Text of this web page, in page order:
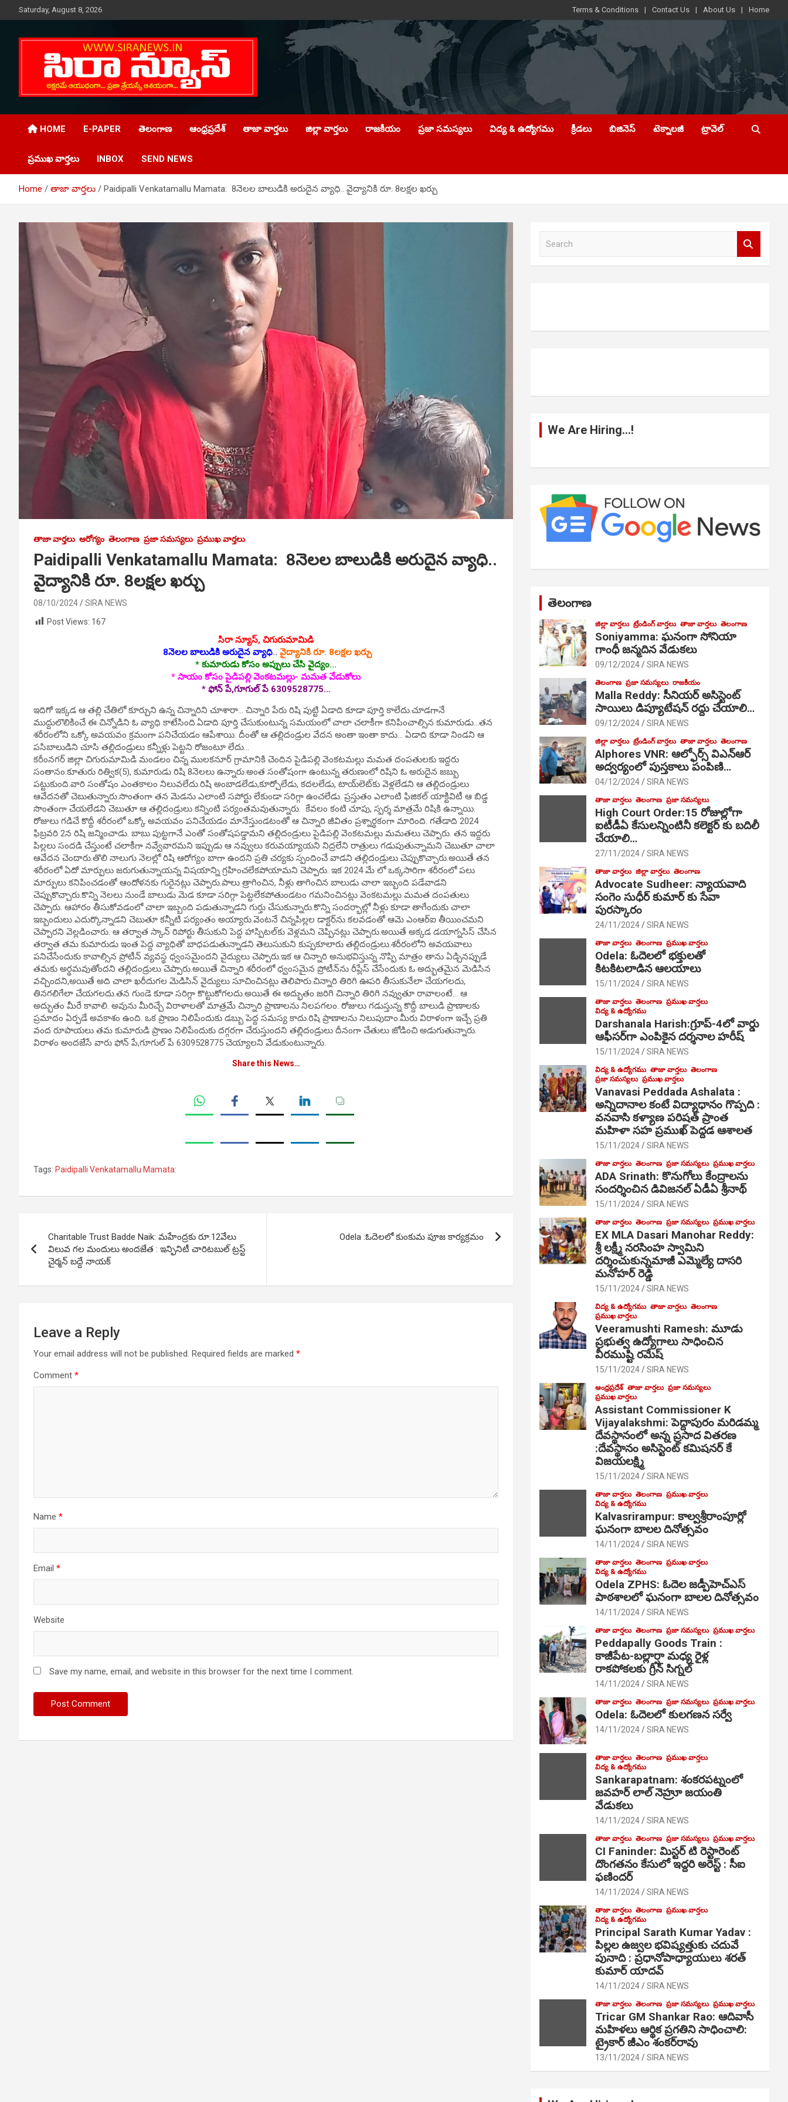
to
Saturday, August 8, 2026 Terms & Conditions Contact Us About Us Home
SIRA NEWS
HOME E-PAPER తెలంగాణ ఆంధ్రప్రదేశ్ తాజా వార్తలు జిల్లా వార్తలు రాజకీయం ప్రజా సమస్యలు విద్య & ఉద్యోగము క్రీడలు బిజినెస్ టెక్నాలజీ ట్రావెల్
ప్రముఖ వార్తలు INBOX SEND NEWS
Home తాజా వార్తలు Paidipalli Venkatamallu Mamata: 8నెలల బాలుడికి అరుదైన వ్యాధి.. వైద్యానికి రూ. 8లక్షల ఖర్చు
తాజా వార్తలు ఆరోగ్యం తెలంగాణ ప్రజా సమస్యలు ప్రముఖ వార్తలు
Paidipalli Venkatamallu Mamata: 8నెలల బాలుడికి అరుదైన వ్యాధి..
వైద్యానికి రూ. 8లక్షల ఖర్చు
08/10/2024
SIRA NEWS
Post Views: 167
సిరా న్యూస్, చిగురుమామిడి
8నెలల బాలుడికి అరుదైన వ్యాధి.. వైద్యానికి రూ. 8లక్షల ఖర్చు
* కుమారుడు కోసం అప్పులు చేసి వైద్యం...
* సాయం కోసం పైడిపల్లి వెంకటమల్లు- మమత వేడుకోలు
* ఫోన్ పే,గూగుల్ పే 6309528775…
ఇదిగో ఇక్కడ ఆ తల్లి చేతిలో కూర్చుని ఉన్న చిన్నారిని చూశారా… చిన్నారి పేరు రిషి పుట్టి ఏడాది కూడా పూర్తి కాలేదు.చూడగానే
ముద్దులొలికించే ఈ చిన్నోడిని ఓ వ్యాధి కాటేసింది.ఏడాది పూర్తి చేసుకుంటున్న సమయంలో చాలా చలాకీగా కనిపించాల్సిన కుమారుడు…తన
శరీరంలోని ఒక్కో అవయవం క్రమంగా పనిచేయడం ఆపేశాయి. దీంతో ఆ తల్లిదండ్రుల వేదన అంతా ఇంతా కాదు… ఏడాది కూడా నిండని ఆ
పసిబాలుడిని చూసి తల్లిదండ్రులు కన్నీళ్లు పెట్టని రోజంటూ లేదు…
కరీంనగర్ జిల్లా చిగురుమామిడి మండలం చిన్న ములకనూర్ గ్రామానికి చెందిన పైడిపల్లి వెంకటమల్లు మమత దంపతులకు ఇద్దరు
సంతానం.కూతురు రిత్విక(5), కుమారుడు రిషి 8నెలలు ఉన్నారు.అంత సంతోషంగా ఉంటున్న తరుణంలో రిషిని ఓ అరుదైన జబ్బు
పట్టుకుంది.వారి సంతోషం ఎంతకాలం నిలువలేదు.రిషి అంబాడలేడు,కూర్చోలేడు, కదలలేడు, టాయ్‌లెట్‌కు వెళ్లలేడని ఆ తల్లిదండ్రులు
ఆవేదనతో చెబుతున్నారు.సొంతంగా తన మెడను ఎలాంటి సపోర్టు లేకుండా సరిగ్గా ఉంచలేడు. ప్రస్తుతం ఎలాంటి ఫిజికల్ యాక్టివిటీ ఆ బిడ్డ
సొంతంగా చేయలేడని చెబుతూ ఆ తల్లిదండ్రులు కన్నింటి పర్యంతమవుతున్నారు. కేవలం కంటి చూపు, స్పర్శ మాత్రమే రిషికి ఉన్నాయి.
రోజులు గడిచే కొద్దీ శరీరంలో ఒక్కో అవయవం పనిచేయడం మానేస్తుండటంతో ఆ చిన్నారి జీవితం ప్రశ్నార్థకంగా మారింది. గతేడాది 2024
ఫిబ్రవరి 2న రిషి జన్మించాడు. బాబు పుట్టగానే ఎంతో సంతోషపడ్డామని తల్లిదండ్రులు పైడిపల్లి వెంకటమల్లు మమతలు చెప్పారు. తన ఇద్దరు
పిల్లలు సందడి చేస్తుంటే చలాకీగా నవ్వేవారమని ఇప్పుడు ఆ నవ్వులు కరువయ్యాయని నిద్రలేని రాత్రులు గడుపుతున్నామని చెబుతూ చాలా
ఆవేదన చెందారు.తొలి నాలుగు నెలల్లో రిషి ఆరోగ్యం బాగా ఉందని ప్రతి చర్యకు స్పందించే వాడని తల్లిదండ్రులు చెప్పుకొచ్చారు.అయితే తన
శరీరంలో ఏదో మార్పులు జరుగుతున్నాయన్న విషయాన్ని గ్రహించలేకపోయామని చెప్పారు. ఇక 2024 మే లో ఒక్కసారిగా శరీరంలో పలు
మార్పులు కనిపించడంతో ఆందోళనకు గురైనట్లు చెప్పారు.పాలు త్రాగించిన, నీళ్లు తాగించిన బాలుడు చాలా ఇబ్బంది పడేవాడని
చెప్పుకొచ్చారు.కొన్ని నెలలు నుండే బాలుడు మెడ కూడా సరిగ్గా పెట్టలేకపోతుండటం గమనించినట్లు వెంకటమల్లు మమత దంపతులు
చెప్పారు. ఆహారం తీసుకోవడంలో చాలా ఇబ్బంది పడుతున్నాడని గుర్తు చేసుకున్నారు.కొన్ని సందర్భాల్లో నీళ్లు కూడా తాగేందుకు చాలా
ఇబ్బందులు ఎదుర్కొన్నాడని చెబుతూ కన్నీటి పర్యంతం అయ్యారు.వెంటనే చిన్నపిల్లల డాక్టర్‌ను కలవడంతో ఆమె ఎంఆర్‌ఐ తీయించమని
చెప్పారని వెల్లడించారు. ఆ తర్వాత స్కాన్ రిపోర్టు తీసుకుని పెద్ద హాస్పిటల్‌కు వెళ్లమని చెప్పినట్లు చెప్పారు.అయితే అక్కడ డయాగ్నసిస్ చేసిన
తర్వాత తమ కుమారుడు ఇంత పెద్ద వ్యాధితో బాధపడుతున్నాడని తెలుసుకుని కుప్పకూలారు తల్లిదండ్రులు.శరీరంలోని అవయవాలు
పనిచేసేందుకు కావాల్సిన ప్రోటీన్ వ్యవస్థ ధ్వంసమైందని వైద్యులు చెప్పారు.ఇక ఆ చిన్నారి అనుభవిస్తున్న నొప్పి మాత్రం తాను ఏడ్చినప్పుడే
తమకు అర్థమవుతోందని తల్లిదండ్రులు చెప్పారు.అయితే చిన్నారి శరీరంలో ధ్వంసమైన ప్రోటీన్‌ను రీప్లేస్ చేసేందుకు ఓ అద్భుతమైన మెడిసిన
వచ్చిందని,అయితే అది చాలా ఖరీదుగల మెడిసిన్ వైద్యులు సూచించినట్లు తెలిపారు.చిన్నారి తిరిగి ఊపరి తీసుకునేలా చేయగలదు,
తినగలిగేలా చేయగలదు.తన గుండె కూడా సరిగ్గా కొట్టుకోగలదు.అయితే ఈ అద్భుతం జరిగి చిన్నారి తిరిగి నవ్వుతూ రావాలంటే… ఆ
అద్భుతం మీరే కావాలి. అవును మీరిచ్చే విరాళాలతో మాత్రమే చిన్నారి ప్రాణాలను నిలపగలం. రోజులు గడుస్తున్న కొద్దీ బాలుడి ప్రాణాలకు
ప్రమాదం ఏర్పడే అవకాశం ఉంది. ఒక ప్రాణం నిలిపేందుకు డబ్బు పెద్ద సమస్య కాదు.రిషి ప్రాణాలను నిలుపుదాం.మీరు విరాళంగా ఇచ్చే ప్రతి
వంద రూపాయలు తమ కుమారుడి ప్రాణం నిలిపేందుకు దగ్గరగా చేరుస్తుందని తల్లిదండ్రులు దీనంగా చేతులు జోడించి అడుగుతున్నారు.
విరాళం అందజేసే వారు ఫోన్ పే,గూగుల్ పే 6309528775 చెయ్యాలని వేడుకుంటున్నారు.
Share this News…
Tags: Paidipalli Venkatamallu Mamata:
navigation
Charitable Trust Badde Naik: మహేంద్రకు రూ.12వేలు
విలువ గ‌ల‌ మందులు అంద‌జేత‌ : ఇన్ఫినిటీ చారిటబుల్ ట్రస్ట్
చైర్మన్ బద్దే నాయక్
Odela :ఓదెలలో కుంకుమ పూజ కార్య‌క్ర‌మం
Leave a Reply
Your email address will not be published. Required fields are marked *
Comment *
Name *
Email *
Website
Save my name, email, and website in this browser for the next time I comment.
We Are Hiring…!
తెలంగాణ
జిల్లా వార్తలు ట్రేండింగ్ వార్తలు తాజా వార్తలు తెలంగాణ
Soniyamma: ఘ‌నంగా సోనియా
గాంధీ జ‌న్మ‌దిన వేడుక‌లు
09/12/2024 SIRA NEWS
తెలంగాణ ప్రజా సమస్యలు రాజకీయం
Malla Reddy: సీనియర్ అసిస్టెంట్
సాయిలు డిప్యూటేషన్ రద్దు చేయాలి…
09/12/2024 SIRA NEWS
జిల్లా వార్తలు ట్రేండింగ్ వార్తలు తాజా వార్తలు తెలంగాణ
Alphores VNR: ఆల్ఫోర్స్ విఎన్ఆర్
అద్వర్యంలో పుస్తకాలు పంపిణి…
04/12/2024 SIRA NEWS
తాజా వార్తలు తెలంగాణ ప్రజా సమస్యలు
High Court Order:15 రోజుల్లోగా
ఐటీడీఏ కేసులన్నింటినీ కలెక్టర్ కు బదిలీ
చేయాలి…
27/11/2024 SIRA NEWS
తాజా వార్తలు జిల్లా వార్తలు తెలంగాణ
Advocate Sudheer: న్యాయవాది
సంగెం సుధీర్ కుమార్ కు సేవా
పురస్కారం
24/11/2024 SIRA NEWS
తాజా వార్తలు తెలంగాణ ప్రముఖ వార్తలు
Odela: ఓదెల‌లో భక్తులతో
కిటకిటలాడిన ఆల‌యాలు
15/11/2024 SIRA NEWS
తాజా వార్తలు తెలంగాణ ప్రముఖ వార్తలు
విద్య & ఉద్యోగము
Darshanala Harish:గ్రూప్-4లో వార్డు
ఆఫీసర్‌గా ఎంపికైన దర్శనాల హరీష్
15/11/2024 SIRA NEWS
విద్య & ఉద్యోగము తాజా వార్తలు తెలంగాణ
ప్రజా సమస్యలు ప్రముఖ వార్తలు
Vanavasi Peddada Ashalata :
అన్నిదానాల కంటే విద్యాధానం గొప్పది :
వనవాసి కళ్యాణ పరిషత్ ప్రాంత
మహిళా సహ ప్రముఖ్ పెద్దడ ఆశాలత
15/11/2024 SIRA NEWS
తాజా వార్తలు తెలంగాణ ప్రజా సమస్యలు ప్రముఖ వార్తలు
ADA Srinath: కొనుగోలు కేంద్రాల‌ను
సంద‌ర్శించిన డివిజనల్ ఏడీఏ శ్రీనాథ్
15/11/2024 SIRA NEWS
తాజా వార్తలు తెలంగాణ ప్రజా సమస్యలు ప్రముఖ వార్తలు
EX MLA Dasari Manohar Reddy:
శ్రీ లక్ష్మీ నరసింహ స్వామిని
దర్శించుకున్నమాజీ ఎమ్మెల్యే దాసరి
మనోహర్ రెడ్డి
15/11/2024 SIRA NEWS
విద్య & ఉద్యోగము తాజా వార్తలు తెలంగాణ
ప్రముఖ వార్తలు
Veeramushti Ramesh: మూడు
ప్రభుత్వ ఉద్యోగాలు సాధించిన
వీరముష్టి రమేష్
15/11/2024 SIRA NEWS
ఆంధ్రప్రదేశ్ తాజా వార్తలు ప్రజా సమస్యలు
ప్రముఖ వార్తలు
Assistant Commissioner K
Vijayalakshmi: పెద్దాపురం మరిడమ్మ
దేవస్థానంలో అన్న ప్రసాద వితరణ
:దేవస్థానం అసిస్టెంట్ కమిషనర్ కే
విజయలక్ష్మి
15/11/2024 SIRA NEWS
తాజా వార్తలు తెలంగాణ ప్రముఖ వార్తలు
విద్య & ఉద్యోగము
Kalvasrirampur: కాల్వశ్రీరాంపూర్లో
ఘనంగా బాలల దినోత్సవం
14/11/2024 SIRA NEWS
తాజా వార్తలు తెలంగాణ ప్రముఖ వార్తలు
విద్య & ఉద్యోగము
Odela ZPHS: ఓదెల జ‌డ్పీహెచ్ఎస్
పాఠ‌శాల‌లో ఘనంగా బాలల దినోత్సవం
14/11/2024 SIRA NEWS
తాజా వార్తలు తెలంగాణ ప్రజా సమస్యలు ప్రముఖ వార్తలు
Peddapally Goods Train :
కాజీపేట-బల్లార్షా మధ్య రైళ్ల
రాకపోకలకు గ్రీన్ సిగ్నల్
14/11/2024 SIRA NEWS
తాజా వార్తలు తెలంగాణ ప్రజా సమస్యలు ప్రముఖ వార్తలు
Odela: ఓదెలలో కులగణన సర్వే
14/11/2024 SIRA NEWS
తాజా వార్తలు తెలంగాణ ప్రముఖ వార్తలు
విద్య & ఉద్యోగము
Sankarapatnam: శంకరపట్నంలో
జవహర్ లాల్ నెహ్రూ జయంతి
వేడుకలు
14/11/2024 SIRA NEWS
తాజా వార్తలు తెలంగాణ ప్రజా సమస్యలు ప్రముఖ వార్తలు
CI Faninder: మిస్టర్ టి రెస్టారెంట్
దొంగతనం కేసులో ఇద్దరి అరెస్ట్ : సీఐ
ఫణిందర్
14/11/2024 SIRA NEWS
తాజా వార్తలు తెలంగాణ ప్రముఖ వార్తలు
విద్య & ఉద్యోగము
Principal Sarath Kumar Yadav :
పిల్లల ఉజ్వల భవిష్యత్తుకు చదువే
పునాది : ప్రధానోపాధ్యాయులు శరత్
కుమార్ యాదవ్
14/11/2024 SIRA NEWS
తాజా వార్తలు తెలంగాణ ప్రజా సమస్యలు ప్రముఖ వార్తలు
Tricar GM Shankar Rao: ఆదివాసీ
మహిళలు ఆర్థిక ప్రగతిని సాధించాలి:
ట్రైకార్ జీఎం శంకర్‌రావు
13/11/2024 SIRA NEWS